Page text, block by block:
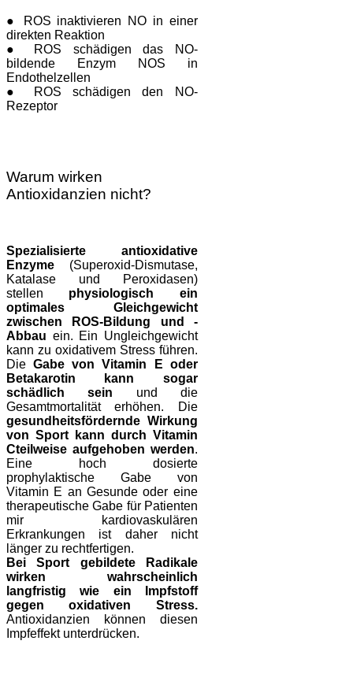
● ROS inaktivieren NO in einer
direkten Reaktion
● ROS schädigen das NO-
bildende Enzym NOS in
Endothelzellen
● ROS schädigen den NO-
Rezeptor
Warum wirken
Antioxidanzien nicht?
Spezialisierte antioxidative
Enzyme (Superoxid-Dismutase,
Katalase und Peroxidasen)
stellen physiologisch ein
optimales Gleichgewicht
zwischen ROS-Bildung und -
Abbau ein. Ein Ungleichgewicht
kann zu oxidativem Stress führen.
DieGabe von Vitamin E oder
Betakarotin kann sogar
schädlich sein und die
Gesamtmortalität erhöhen. Die
gesundheitsfördernde Wirkung
von Sport kann durch Vitamin
Cteilweise aufgehoben werden.
Eine hoch dosierte
prophylaktische Gabe von
Vitamin E an Gesunde oder eine
therapeutische Gabe für Patienten
mir kardiovaskulären
Erkrankungen ist daher nicht
länger zu rechtfertigen.
Bei Sport gebildete Radikale
wirken wahrscheinlich
langfristig wie ein Impfstoff
gegen oxidativen Stress.
Antioxidanzien können diesen
Impfeffekt unterdrücken.